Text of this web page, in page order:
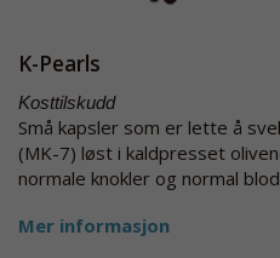
K-Pearls
Kosttilskudd
Små kapsler som er lette å
(MK-7) løst i kaldpresset
normale knokler og normal
Mer informasjon